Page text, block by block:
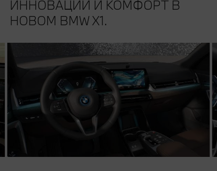
ИННОВАЦИИ И КОМФОРТ В
НОВОМ BMW X1.